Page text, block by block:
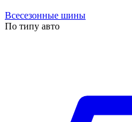
Всесезонные шины
По типу авто